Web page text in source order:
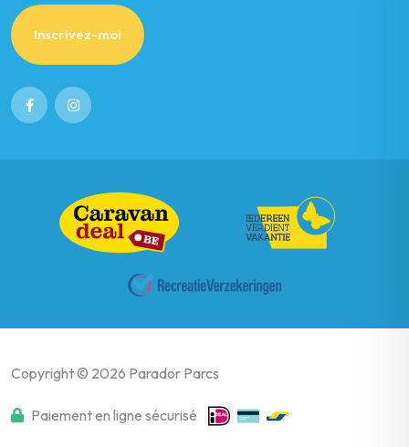
Inscrivez-moi
Copyright © 2026 Parador Parcs
Paiement en ligne sécurisé